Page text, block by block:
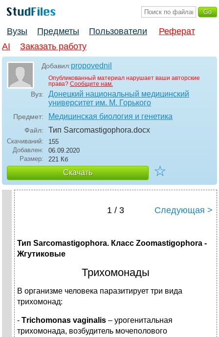
Вузы Предметы Пользователи
Реферат
AI
Заказать работу
Добавил:propovednil
Опубликованный материал нарушает ваши авторские
права? Сообщите нам.
Вуз:
Донецкий национальный медицинский
университет им. М. Горького
Предмет: Медицинская биология и генетика
Файл: Тип Sarcomastigophora.docx
Скачиваний:
155
Добавлен:
06.09.2020
Размер:
221 Кб
Скачать ☆
1 / 3 Следующая >
Тип Sarcomastigophora. Класс Zoomastigophora -
Жгутиковые
Трихомонады
В организме человека паразитирует три вида
трихомонад:
- Тrichomonas vaginalis – урогенитальная
трихомонада, возбудитель мочеполового